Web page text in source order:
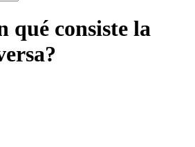
qué consiste la